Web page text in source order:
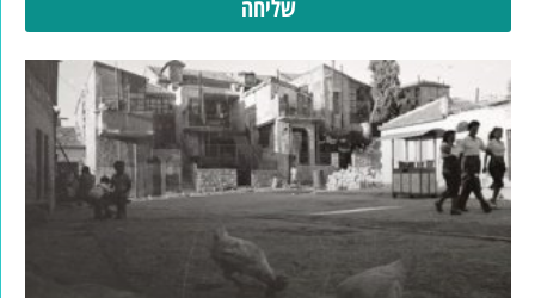
שליחה